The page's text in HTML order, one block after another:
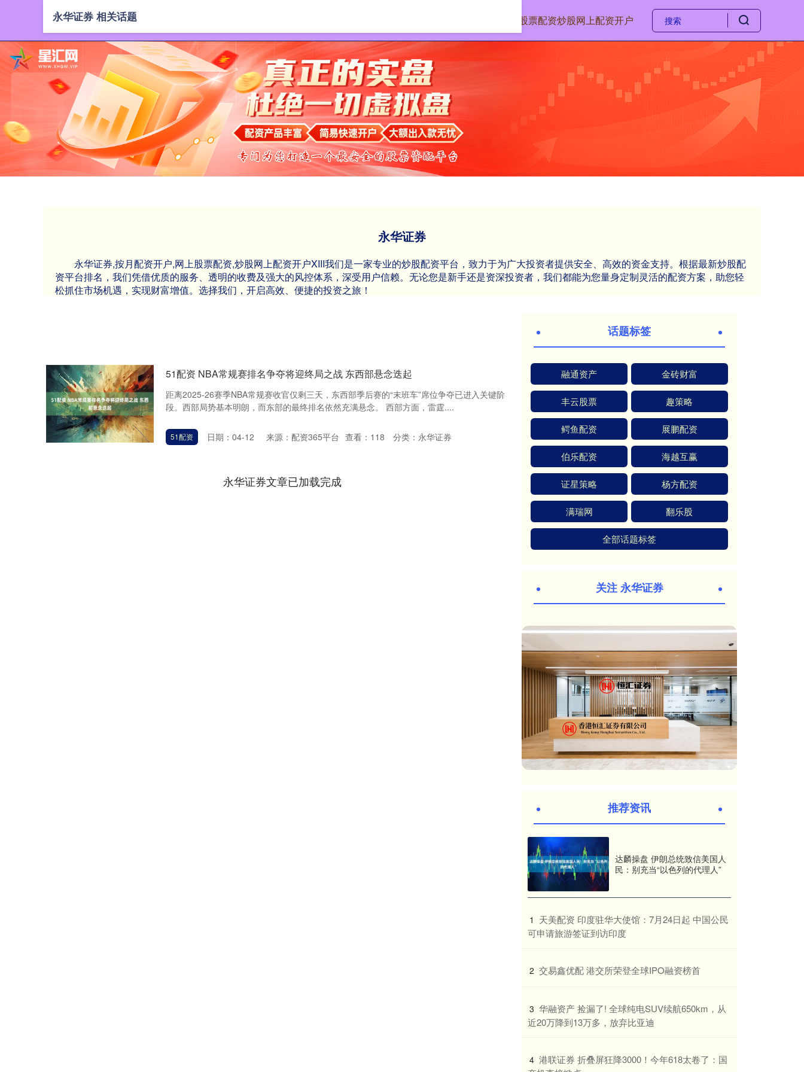
网上股票配资炒股网上配资开户
永华证券
永华证券,按月配资开户,网上股票配资,炒股网上配资开户XIII‌我们是一家专业的炒股配资平台，致力于为广大投资者提供安全、高效的资金支持。根据最新炒股配
资平台排名，我们凭借优质的服务、透明的收费及强大的风控体系，深受用户信赖。无论您是新手还是资深投资者，我们都能为您量身定制灵活的配资方案，助您轻
松抓住市场机遇，实现财富增值。选择我们，开启高效、便捷的投资之旅！
永华证券 相关话题
51配资 NBA常规赛排名争夺将迎终局之战 东西部悬念迭起
距离2025-26赛季NBA常规赛收官仅剩三天，东西部季后赛的“末班车”席位争夺已进入关键阶
段。西部局势基本明朗，而东部的最终排名依然充满悬念。 西部方面，雷霆....
51配资 日期：04-12 来源：配资365平台 查看： 118 分类： 永华证券
永华证券文章已加载完成
话题标签
融通资产 金砖财富
丰云股票 趣策略
鳄鱼配资 展鹏配资
伯乐配资 海越互赢
证星策略 杨方配资
满瑞网 翻乐股
全部话题标签
关注 永华证券
推荐资讯
达麟操盘 伊朗总统致信美国人
民：别充当“以色列的代理人”
1 ​天美配资 印度驻华大使馆：7月24日起 中国公民
可申请旅游签证到访印度
2 ​交易鑫优配 港交所荣登全球IPO融资榜首
3 ​华融资产 捡漏了! 全球纯电SUV续航650km，从
近20万降到13万多，放弃比亚迪
4 ​港联证券 折叠屏狂降3000！今年618太卷了：国